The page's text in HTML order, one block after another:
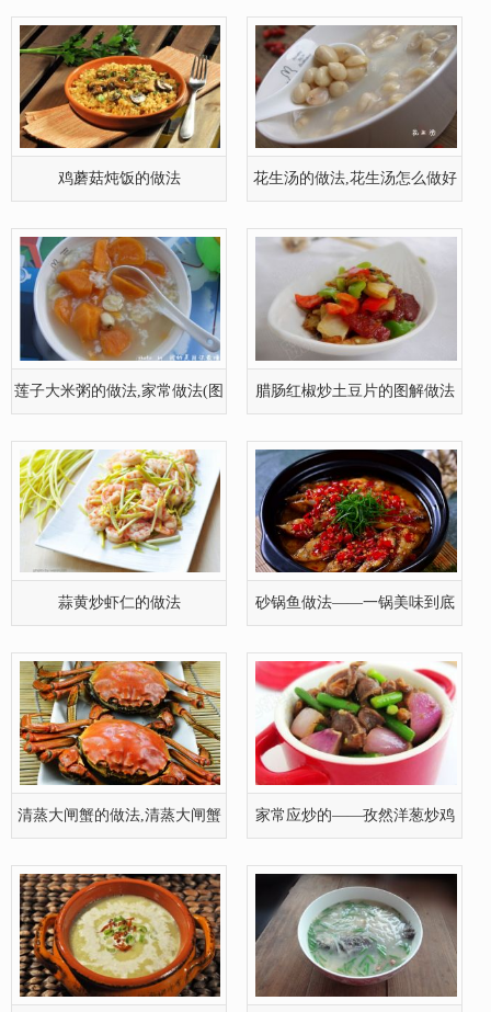
莲子大米粥的做法,家常做法(图
文)
腊肠红椒炒土豆片的图解做法
蒜黄炒虾仁的做法 砂锅鱼做法——一锅美味到底
清蒸大闸蟹的做法,清蒸大闸蟹
如何做
家常应炒的——孜然洋葱炒鸡
胗
土豆韭葱汤的做法,土豆韭葱汤
怎么做
鲫鱼萝卜汤的做法,鲫鱼萝卜汤
的家常
简单几步就能完成的——山药
排骨汤
芹菜炒牛肉末的做法(图文)